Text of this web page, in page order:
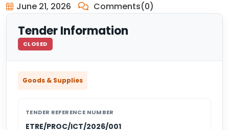
June 21, 2026
Comments(0)
Tender Information
CLOSED
Goods & Supplies
TENDER REFERENCE NUMBER
ETRE/PROC/ICT/2026/001